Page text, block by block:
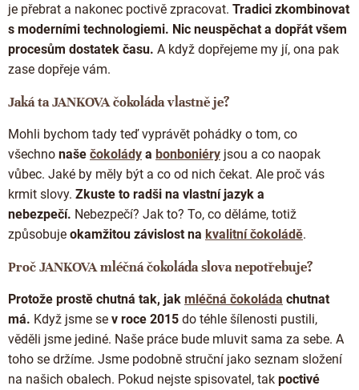
je přebrat a nakonec poctivě zpracovat. Tradici zkombinovat
s moderními technologiemi. Nic neuspěchat a dopřát všem
procesům dostatek času. A když dopřejeme my jí, ona pak
zase dopřeje vám.
Jaká ta JANKOVA čokoláda vlastně je?
Mohli bychom tady teď vyprávět pohádky o tom, co
všechno naše čokolády a bonboniéry jsou a co naopak
vůbec. Jaké by měly být a co od nich čekat. Ale proč vás
krmit slovy. Zkuste to radši na vlastní jazyk a
nebezpečí. Nebezpečí? Jak to? To, co děláme, totiž
způsobuje okamžitou závislost na kvalitní čokoládě.
Proč JANKOVA mléčná čokoláda slova nepotřebuje?
Protože prostě chutná tak, jak mléčná čokoláda chutnat
má. Když jsme se v roce 2015 do téhle šílenosti pustili,
věděli jsme jediné. Naše práce bude mluvit sama za sebe. A
toho se držíme. Jsme podobně struční jako seznam složení
na našich obalech. Pokud nejste spisovatel, tak poctivé